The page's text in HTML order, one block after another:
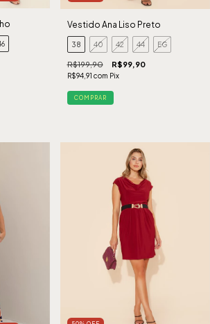
Vestido Ana Liso Preto
38 40 42 44 EG
R$199,90 R$99,90
R$94,91 com Pix
COMPRAR